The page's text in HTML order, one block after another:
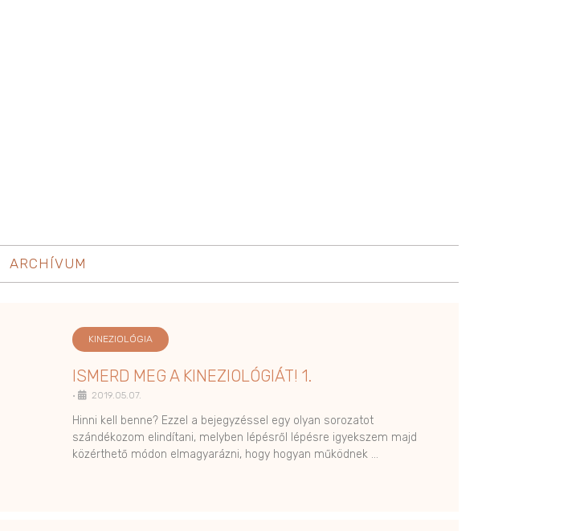
ARCHÍVUM
KINEZIOLÓGIA
ISMERD MEG A KINEZIOLÓGIÁT! 1.
• 2019.05.07.
Hinni kell benne? Ezzel a bejegyzéssel egy olyan sorozatot
szándékozom elindítani, melyben lépésről lépésre igyekszem majd
közérthető módon elmagyarázni, hogy hogyan működnek …